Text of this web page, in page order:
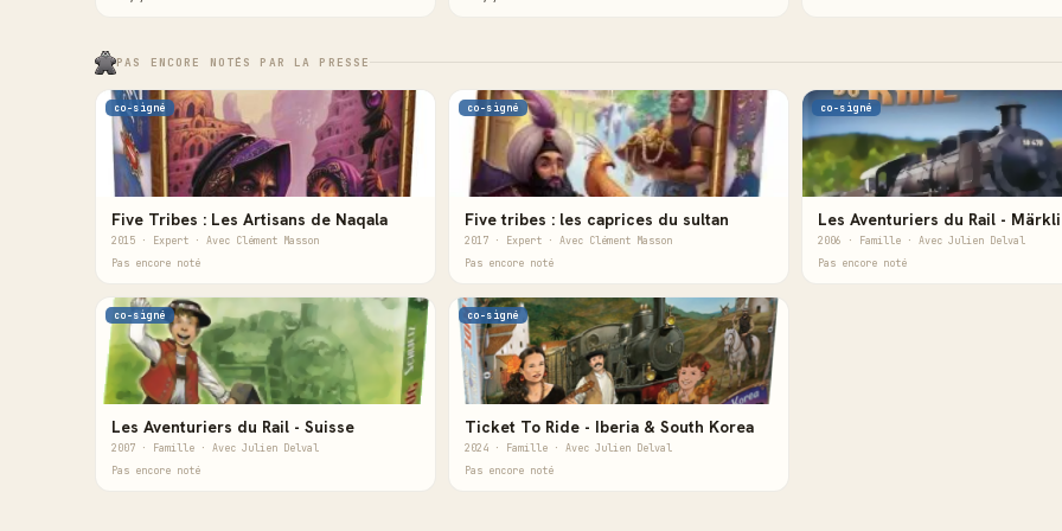
PAS ENCORE NOTÉS PAR LA PRESSE
co-signé
Five Tribes : Les Artisans de Naqala
2015 · Expert · Avec Clément Masson
Pas encore noté
co-signé
Five tribes : les caprices du sultan
2017 · Expert · Avec Clément Masson
Pas encore noté
co-signé
Les Aventuriers du Rail -
2006 · Famille · Avec Julien Delval
Pas encore noté
co-signé
Les Aventuriers du Rail - Suisse
2007 · Famille · Avec Julien Delval
Pas encore noté
co-signé
Ticket To Ride - Iberia & South Korea
2024 · Famille · Avec Julien Delval
Pas encore noté